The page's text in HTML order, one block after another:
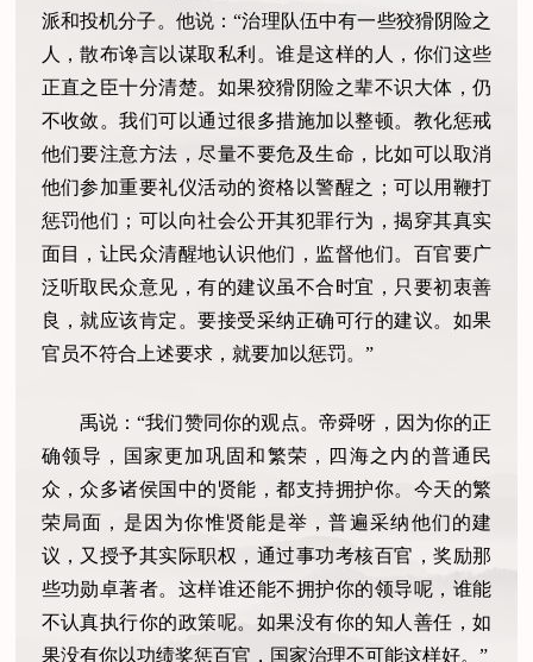
派和投机分子。他说：“治理队伍中有一些狡猾阴险之
人，散布谗言以谋取私利。谁是这样的人，你们这些
正直之臣十分清楚。如果狡猾阴险之辈不识大体，仍
不收敛。我们可以通过很多措施加以整顿。教化惩戒
他们要注意方法，尽量不要危及生命，比如可以取消
他们参加重要礼仪活动的资格以警醒之；可以用鞭打
惩罚他们；可以向社会公开其犯罪行为，揭穿其真实
面目，让民众清醒地认识他们，监督他们。百官要广
泛听取民众意见，有的建议虽不合时宜，只要初衷善
良，就应该肯定。要接受采纳正确可行的建议。如果
官员不符合上述要求，就要加以惩罚。”
禹说：“我们赞同你的观点。帝舜呀，因为你的正
确领导，国家更加巩固和繁荣，四海之内的普通民
众，众多诸侯国中的贤能，都支持拥护你。今天的繁
荣局面，是因为你惟贤能是举，普遍采纳他们的建
议，又授予其实际职权，通过事功考核百官，奖励那
些功勋卓著者。这样谁还能不拥护你的领导呢，谁能
不认真执行你的政策呢。如果没有你的知人善任，如
果没有你以功绩奖惩百官，国家治理不可能这样好。”